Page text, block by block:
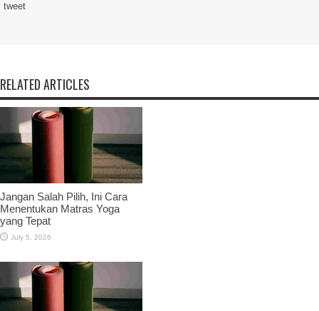
tweet
RELATED ARTICLES
Jangan Salah Pilih, Ini Cara
Menentukan Matras Yoga
yang Tepat
July 5, 2026